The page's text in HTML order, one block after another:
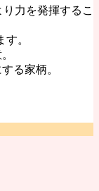
力を発揮するこ
。
る家柄。